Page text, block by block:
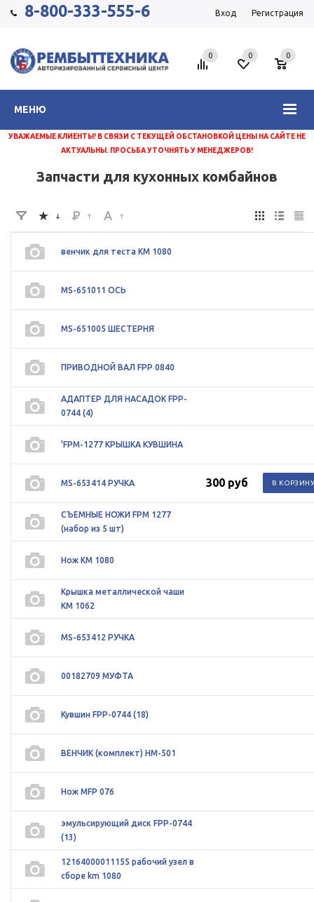
8-800-333-555-6 Вход Регистрация
МЕНЮ
0 0
0
УВАЖАЕМЫЕ КЛИЕНТЫ! В СВЯЗИ С ТЕКУЩЕЙ ОБСТАНОВКОЙ ЦЕНЫ НА САЙТЕ НЕ
АКТУАЛЬНЫ. ПРОСЬБА УТОЧНЯТЬ У МЕНЕДЖЕРОВ!
Запчасти для кухонных комбайнов
венчик для теста KM 1080
MS-651011 ОСЬ
MS-651005 ШЕСТЕРНЯ
ПРИВОДНОЙ ВАЛ FPP 0840
АДАПТЕР ДЛЯ НАСАДОК FPP-
0744 (4)
'FPM-1277 КРЫШКА КУВШИНА
MS-653414 РУЧКА 300 руб
СЪЕМНЫЕ НОЖИ FPM 1277
(набор из 5 шт)
Нож KM 1080
Крышка металлической чаши
KM 1062
MS-653412 РУЧКА
00182709 МУФТА
Кувшин FPP-0744 (18)
ВЕНЧИК (комплект) HM-501
Нож MFP 076
эмульсирующий диск FPP-0744
(13)
12164000011155 рабочий узел в
сборе km 1080